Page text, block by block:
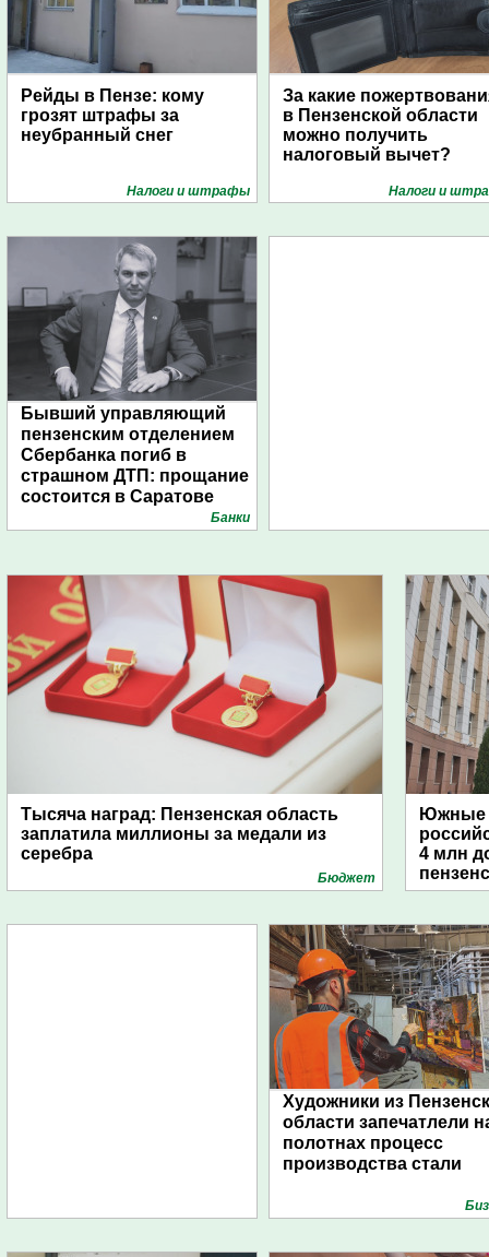
Рейды в Пензе: кому
грозят штрафы за
неубранный снег
Налоги и штрафы
За какие
в Пензенской области
можно получить
налоговый вычет?
Налоги и
Бывший управляющий
пензенским отделением
Сбербанка погиб в
страшном ДТП: прощание
состоится в Саратове
Банки
Тысяча наград: Пензенская область
заплатила миллионы за медали из
серебра
Бюджет
Южные
4 млн
Художники из
области запечатлели
полотнах процесс
производства стали